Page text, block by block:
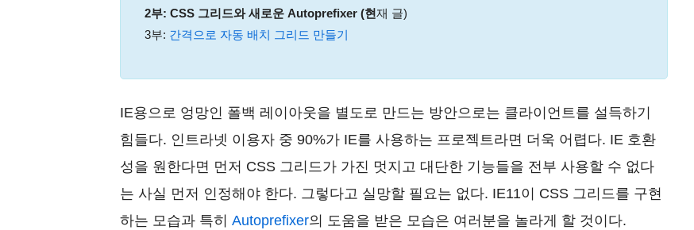
2부: CSS 그리드와 새로운 Autoprefixer (현재 글)
3부: 간격으로 자동 배치 그리드 만들기
IE용으로 엉망인 폴백 레이아웃을 별도로 만드는 방안으로는 클라이언트를 설득하기
힘들다. 인트라넷 이용자 중 90%가 IE를 사용하는 프로젝트라면 더욱 어렵다. IE 호환
성을 원한다면 먼저 CSS 그리드가 가진 멋지고 대단한 기능들을 전부 사용할 수 없다
는 사실 먼저 인정해야 한다. 그렇다고 실망할 필요는 없다. IE11이 CSS 그리드를 구현
하는 모습과 특히 Autoprefixer의 도움을 받은 모습은 여러분을 놀라게 할 것이다.